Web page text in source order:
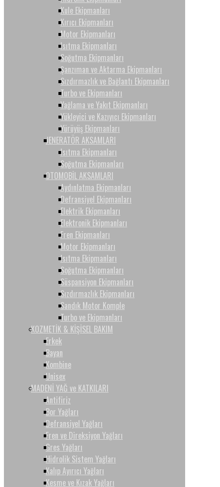
Kule Ekipmanları
Kırıcı Ekipmanları
Motor Ekipmanları
Isıtma Ekipmanları
Soğutma Ekipmanları
Şanzıman ve Aktarma Ekipmanları
Sızdırmazlık ve Bağlantı Ekipmanları
Turbo ve Ekipmanları
Yağlama ve Yakıt Ekipmanları
Yükleyici ve Kazıyıcı Ekipmanları
Yürüyüş Ekipmanları
JENERATÖR AKSAMLARI
Isıtma Ekipmanları
Soğutma Ekipmanları
OTOMOBİL AKSAMLARI
Aydınlatma Ekipmanları
Defransiyel Ekipmanları
Elektrik Ekipmanları
Elektronik Ekipmanları
Fren Ekipmanları
Motor Ekipmanları
Isıtma Ekipmanları
Soğutma Ekipmanları
Süspansiyon Ekipmanları
Sızdırmazlık Ekipmanları
Sandık Motor Komple
Turbo ve Ekipmanları
KOZMETİK & KİŞİSEL BAKIM
Erkek
Bayan
Kombine
Unisex
MADENİ YAĞ ve KATKILARI
Antifiriz
Bor Yağları
Defransiyel Yağları
Fren ve Direksiyon Yağları
Gres Yağları
Hidrolik Sistem Yağları
Kalıp Ayırıcı Yağları
Kesme ve Kızak Yağları